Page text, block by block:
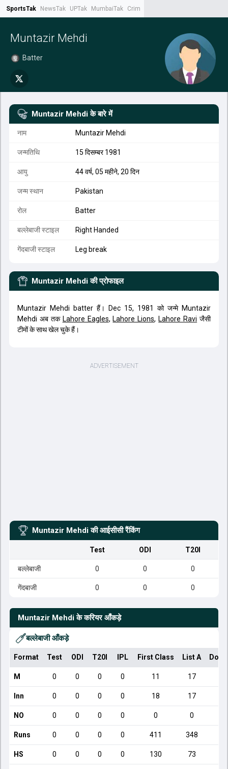
SportsTak NewsTak UPTak MumbaiTak CrimeTak
Muntazir Mehdi
Batter
Muntazir Mehdi के बारे में
नाम Muntazir Mehdi
जन्मतिथि 15 दिसम्बर 1981
आयु 44 वर्ष, 05 महीने, 20 दिन
जन्म स्थान Pakistan
रोल Batter
बल्लेबाजी स्टाइल Right Handed
गेंदबाजी स्टाइल Leg break
Muntazir Mehdi की प्रोफाइल
Muntazir Mehdi batter हैं। Dec 15, 1981 को जन्मे Muntazir
Mehdi अब तक Lahore Eagles, Lahore Lions, Lahore Ravi जैसी
टीमों के साथ खेल चुके हैं।
Muntazir Mehdi की आईसीसी रैंकिंग
Test ODI T20I
बल्लेबाजी 0 0 0
गेंदबाजी 0 0 0
Muntazir Mehdi के करियर आँकड़े
बल्लेबाजी आँकड़े
Format Test ODI T20I IPL First Class List A
M 0 0 0 0 11 17
Inn 0 0 0 0 18 17
NO 0 0 0 0 0 0
Runs 0 0 0 0 411 348
HS 0 0 0 0 130 73